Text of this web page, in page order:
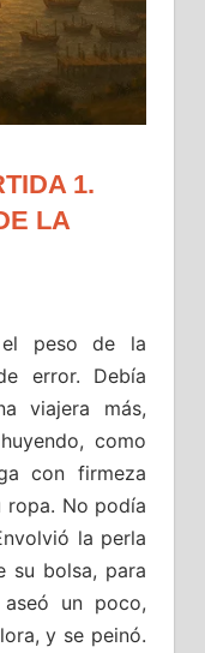
1.
LA
el peso de la
error. Debía
viajera más,
como
con firmeza
ropa. No podía
la perla
su bolsa, para
un poco,
y se peinó.